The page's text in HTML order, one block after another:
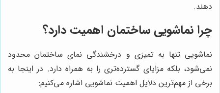
دهند.
چرا نماشویی ساختمان اهمیت دارد؟
نماشویی تنها به تمیزی و درخشندگی نمای ساختمان محدود
نمی‌شود، بلکه مزایای گسترده‌تری را به همراه دارد. در اینجا به
برخی از مهم‌ترین دلایل اهمیت نماشویی اشاره می‌کنیم: